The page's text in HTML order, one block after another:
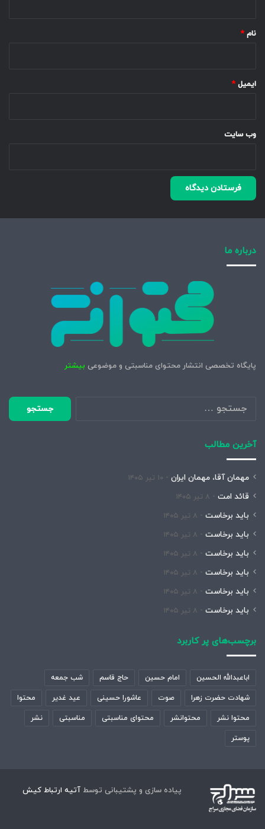
نام *
ایمیل *
وب‌ سایت
درباره ما
پایگاه تخصصی انتشار محتوای مناسبتی و موضوعی بیشتر
جستجو
برای:
آخرین مطالب
مهمان آقا، مهمان ایران ۱۰ تیر ۱۴۰۵
قائد امت ۸ تیر ۱۴۰۵
باید برخاست ۸ تیر ۱۴۰۵
باید برخاست ۸ تیر ۱۴۰۵
باید برخاست ۸ تیر ۱۴۰۵
باید برخاست ۸ تیر ۱۴۰۵
باید برخاست ۸ تیر ۱۴۰۵
باید برخاست ۸ تیر ۱۴۰۵
برچسب‌های پر کاربرد
اباعبدالله الحسین امام حسین حاج قاسم شب جمعه
شهادت حضرت زهرا صوت عاشورا حسینی عید غدیر محتوا
محتوا نشر محتوانشر محتوای مناسبتی مناسبتی نشر
پوستر
پیاده سازی و پشتیبانی توسط آتیه ارتباط کیش